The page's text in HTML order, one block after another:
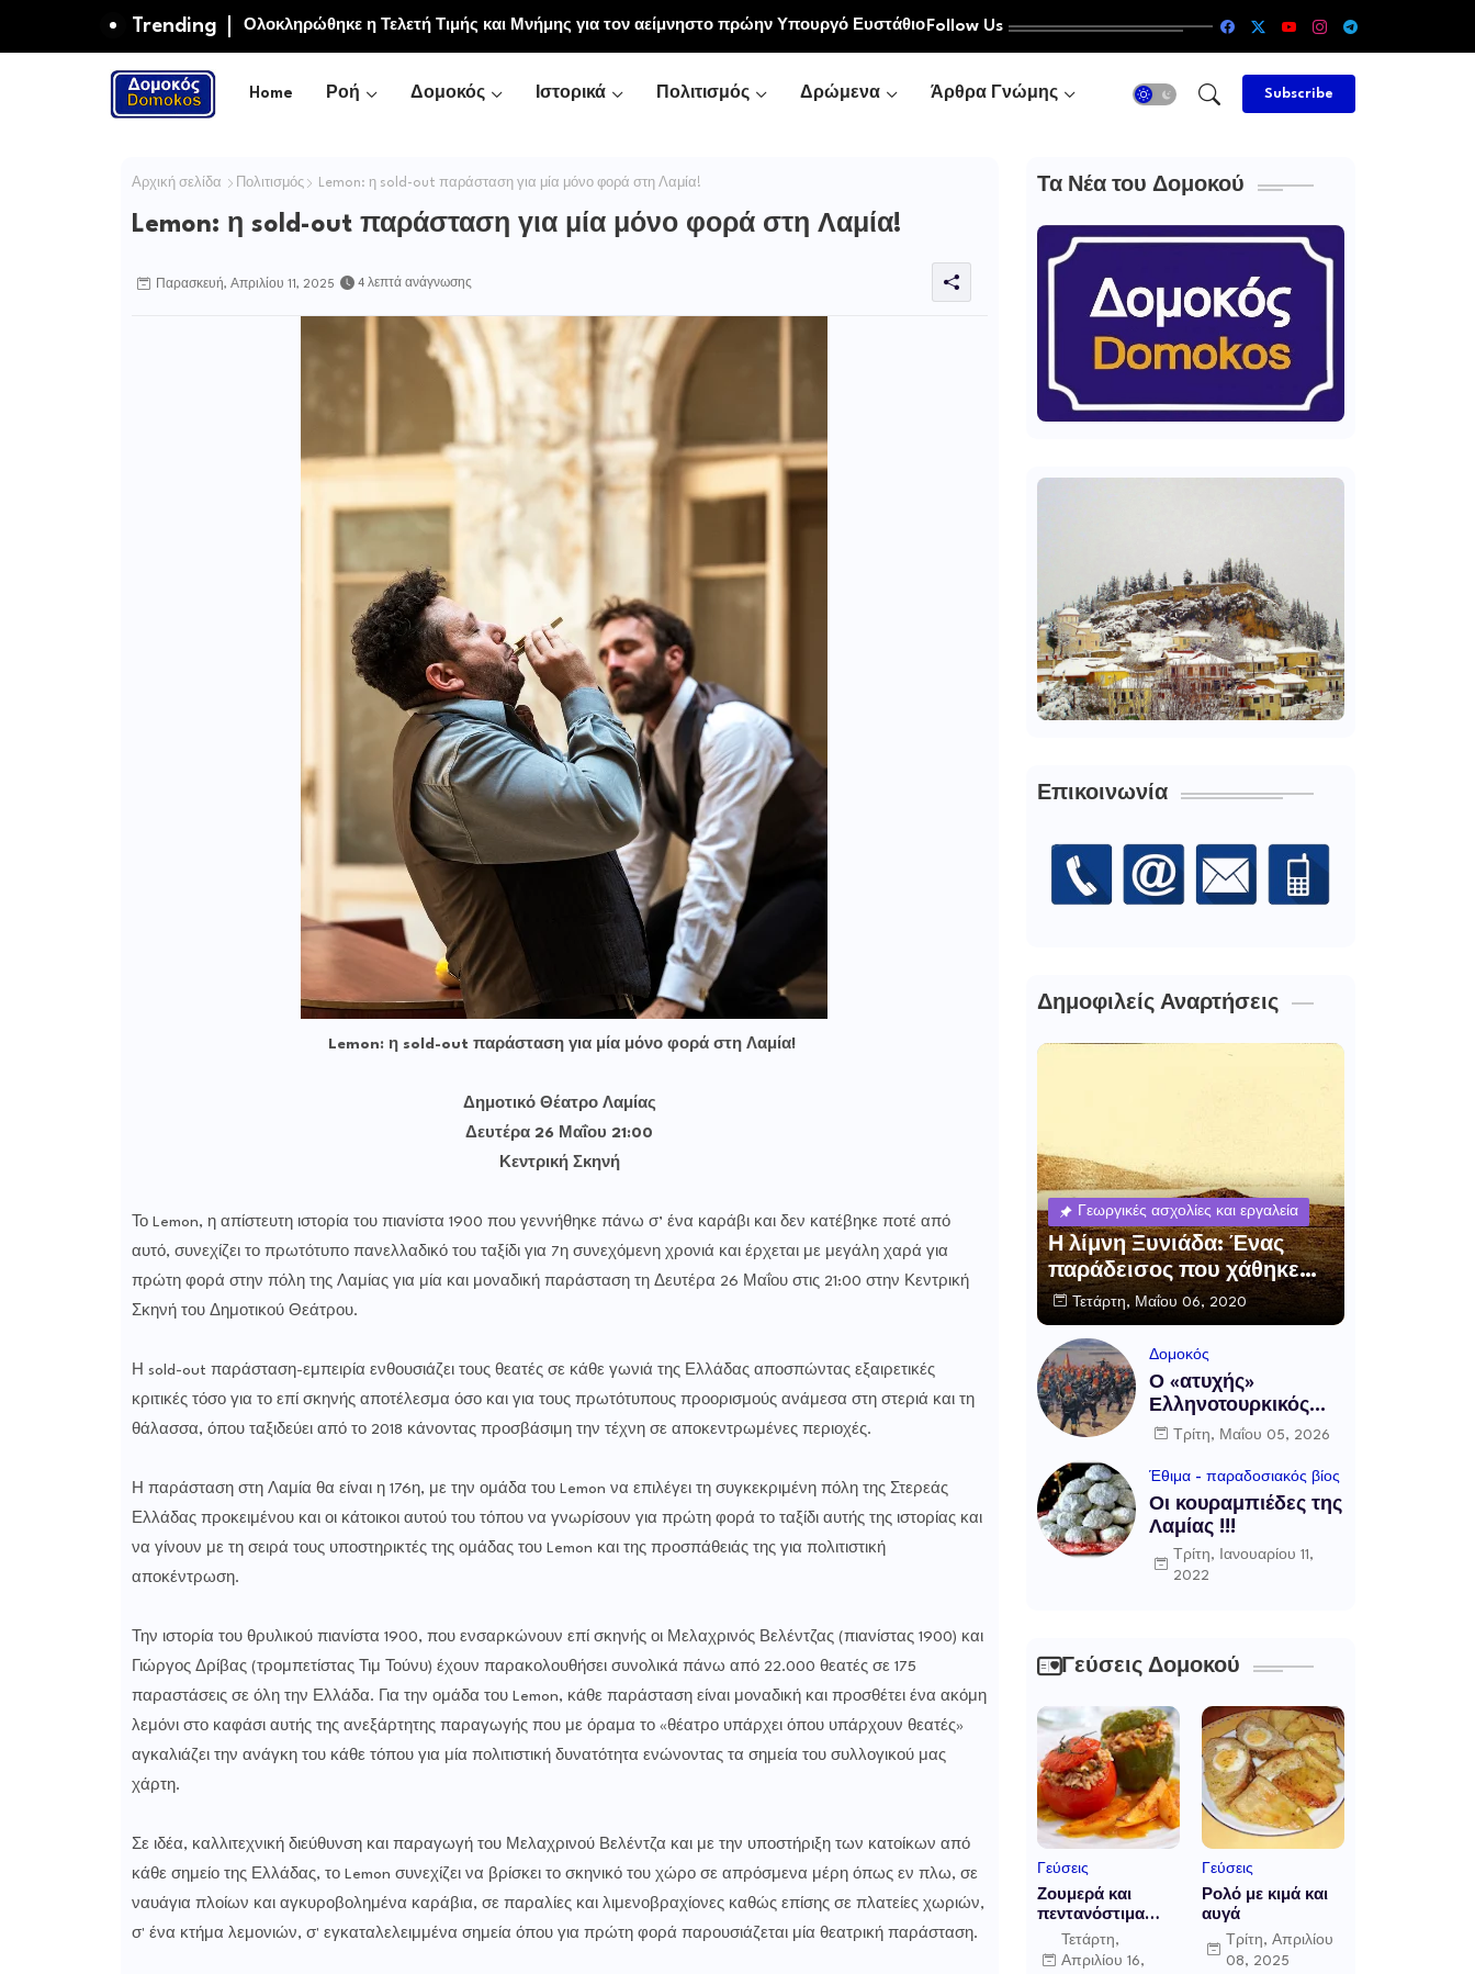
Trending Συγχαρητήριο Μήνυμα του Δήμου Δομοκού προς τις Πρωταθλήτριες Ευρώπης Άννα- Follow Us
Home Ροή Δομοκός Ιστορικά Πολιτισμός Δρώμενα Άρθρα Γνώμης Subscribe
Αρχική σελίδα Πολιτισμός Lemon: η sold-out παράσταση για μία μόνο φορά στη Λαμία!
Lemon: η sold-out παράσταση για μία μόνο φορά στη Λαμία!
Παρασκευή, Απριλίου 11, 2025 4 λεπτά ανάγνωσης
Lemon: η sold-out παράσταση για μία μόνο φορά στη Λαμία!
Δημοτικό Θέατρο Λαμίας
Δευτέρα 26 Μαΐου 21:00
Κεντρική Σκηνή
Το Lemon, η απίστευτη ιστορία του πιανίστα 1900 που γεννήθηκε πάνω σ’ ένα καράβι και δεν κατέβηκε ποτέ από
αυτό, συνεχίζει το πρωτότυπο πανελλαδικό του ταξίδι για 7η συνεχόμενη χρονιά και έρχεται με μεγάλη χαρά για
πρώτη φορά στην πόλη της Λαμίας για μία και μοναδική παράσταση τη Δευτέρα 26 Μαΐου στις 21:00 στην Κεντρική
Σκηνή του Δημοτικού Θεάτρου.
Η sold-out παράσταση-εμπειρία ενθουσιάζει τους θεατές σε κάθε γωνιά της Ελλάδας αποσπώντας εξαιρετικές
κριτικές τόσο για το επί σκηνής αποτέλεσμα όσο και για τους πρωτότυπους προορισμούς ανάμεσα στη στεριά και τη
θάλασσα, όπου ταξιδεύει από το 2018 κάνοντας προσβάσιμη την τέχνη σε αποκεντρωμένες περιοχές.
Η παράσταση στη Λαμία θα είναι η 176η, με την ομάδα του Lemon να επιλέγει τη συγκεκριμένη πόλη της Στερεάς
Ελλάδας προκειμένου και οι κάτοικοι αυτού του τόπου να γνωρίσουν για πρώτη φορά το ταξίδι αυτής της ιστορίας και
να γίνουν με τη σειρά τους υποστηρικτές της ομάδας του Lemon και της προσπάθειάς της για πολιτιστική
αποκέντρωση.
Την ιστορία του θρυλικού πιανίστα 1900, που ενσαρκώνουν επί σκηνής οι Μελαχρινός Βελέντζας (πιανίστας 1900) και
Γιώργος Δρίβας (τρομπετίστας Τιμ Τούνυ) έχουν παρακολουθήσει συνολικά πάνω από 22.000 θεατές σε 175
παραστάσεις σε όλη την Ελλάδα. Για την ομάδα του Lemon, κάθε παράσταση είναι μοναδική και προσθέτει ένα ακόμη
λεμόνι στο καφάσι αυτής της ανεξάρτητης παραγωγής που με όραμα το «θέατρο υπάρχει όπου υπάρχουν θεατές»
αγκαλιάζει την ανάγκη του κάθε τόπου για μία πολιτιστική δυνατότητα ενώνοντας τα σημεία του συλλογικού μας
χάρτη.
Σε ιδέα, καλλιτεχνική διεύθυνση και παραγωγή του Μελαχρινού Βελέντζα και με την υποστήριξη των κατοίκων από
κάθε σημείο της Ελλάδας, το Lemon συνεχίζει να βρίσκει το σκηνικό του χώρο σε απρόσμενα μέρη όπως εν πλω, σε
ναυάγια πλοίων και αγκυροβολημένα καράβια, σε παραλίες και λιμενοβραχίονες καθώς επίσης σε πλατείες χωριών,
σ' ένα κτήμα λεμονιών, σ' εγκαταλελειμμένα σημεία όπου για πρώτη φορά παρουσιάζεται μία θεατρική παράσταση.
Τα Νέα του Δομοκού
Επικοινωνία
Δημοφιλείς Αναρτήσεις
Γεωργικές ασχολίες και εργαλεία
Η λίμνη Ξυνιάδα: Ένας
παράδεισος που χάθηκε…
Τετάρτη, Μαΐου 06, 2020
Δομοκός
Ο «ατυχής»
Ελληνοτουρκικός
πόλεμος και η μάχη
Μαΐου 1897
Τρίτη, Μαΐου 05, 2026
Έθιμα - παραδοσιακός βίος
Οι κουραμπιέδες της
Λαμίας !!!
Τρίτη, Ιανουαρίου 11,
2022
Γεύσεις Δομοκού
Γεύσεις
Ζουμερά και
πεντανόστιμα
γεμιστά
Τετάρτη,
Απριλίου 16,
Γεύσεις
Ρολό με κιμά και
αυγά
Τρίτη, Απριλίου
08, 2025